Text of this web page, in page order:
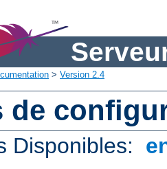
> Version 2.4
de
Disponibles: